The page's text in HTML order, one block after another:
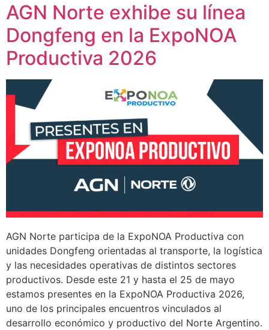
AGN Norte exhibe su línea
Dongfeng en la ExpoNOA
Productiva 2026
AGN Norte participa de la ExpoNOA Productiva con
unidades Dongfeng orientadas al transporte, la logística
y las necesidades operativas de distintos sectores
productivos. Desde este 21 y hasta el 25 de mayo
estamos presentes en la ExpoNOA Productiva 2026,
uno de los principales encuentros vinculados al
desarrollo económico y productivo del Norte Argentino.